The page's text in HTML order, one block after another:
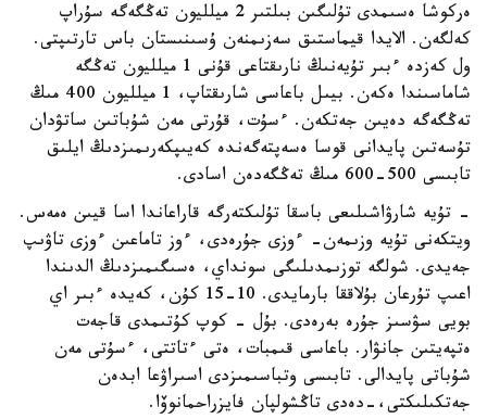
ەركوشا ەسىمدى تۇلىگىن بىلتىر 2 ميلليون تەڭگەگە سۇراپ
كەلگەن. الايدا قيماستىق سەزىمنەن ۇسىنىستان باس تارتىپتى.
ول كەزدە ءبىر تۇيەنىڭ نارىقتاعى قۇنى 1 ميلليون تەڭگە
شاماسىندا ەكەن. بيىل باعاسى شارىقتاپ، 1 ميلليون 400 مىڭ
تەڭگەگە دەيىن جەتكەن. ءسۇت، قۇرتى مەن شۇباتىن ساتۋدان
تۇسەتىن پايدانى قوسا ەسەپتەگەندە كەيىپكەرىمىزدىڭ ايلىق
تابىسى 500-600 مىڭ تەڭگەدەن اسادى.
- تۇيە شارۋاشىلىعى باسقا تۇلىكتەرگە قاراعاندا اسا قيىن ەمەس.
ويتكەنى تۇيە وزىمەن- ءوزى جۇرەدى، ءوز تاماعىن ءوزى تاۋىپ
جەيدى. شولگە توزىمدىلىگى سونداي، ەسىگىمىزدىڭ الدىندا
اعىپ تۇرعان بۇلاققا بارمايدى. 10-15 كۇن، كەيدە ءبىر اي
بويى سۋسىز جۇرە بەرەدى. بۇل - كوپ كۇتىمدى قاجەت
ەتپەيتىن جانۋار. باعاسى قىمبات، ەتى ءتاتتى، ءسۇتى مەن
شۇباتى پايدالى. تابىسى وتباسىمىزدى اسىراۋعا ابدەن
جەتكىلىكتى،-دەدى تاڭشولپان فايزراحمانوۆا.